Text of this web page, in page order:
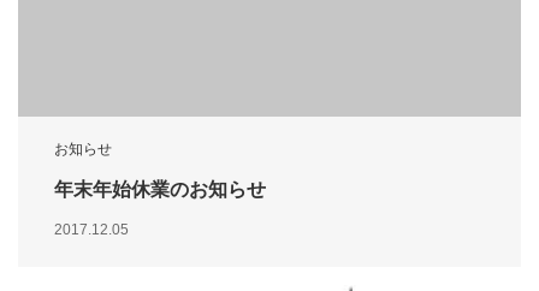
お知らせ
年末年始休業のお知らせ
2017.12.05